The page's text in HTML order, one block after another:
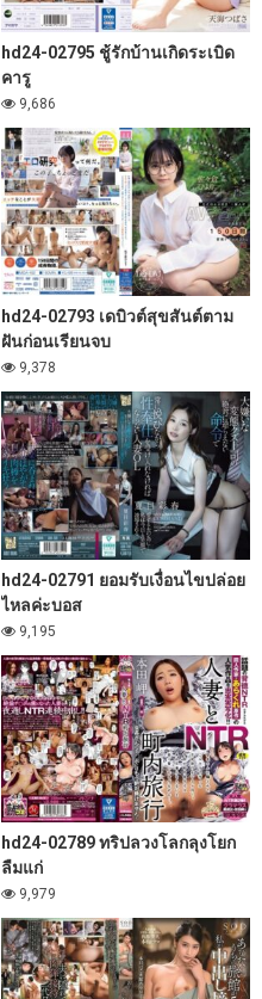
hd24-02795 ชู้รักบ้านเกิดระเบิด
คารู
9,686
hd24-02793 เดบิวต์สุขสันต์ตาม
ฝันก่อนเรียนจบ
9,378
hd24-02791 ยอมรับเงื่อนไขปล่อย
ไหลค่ะบอส
9,195
hd24-02789 ทริปลวงโลกลุงโยก
ลืมแก่
9,979